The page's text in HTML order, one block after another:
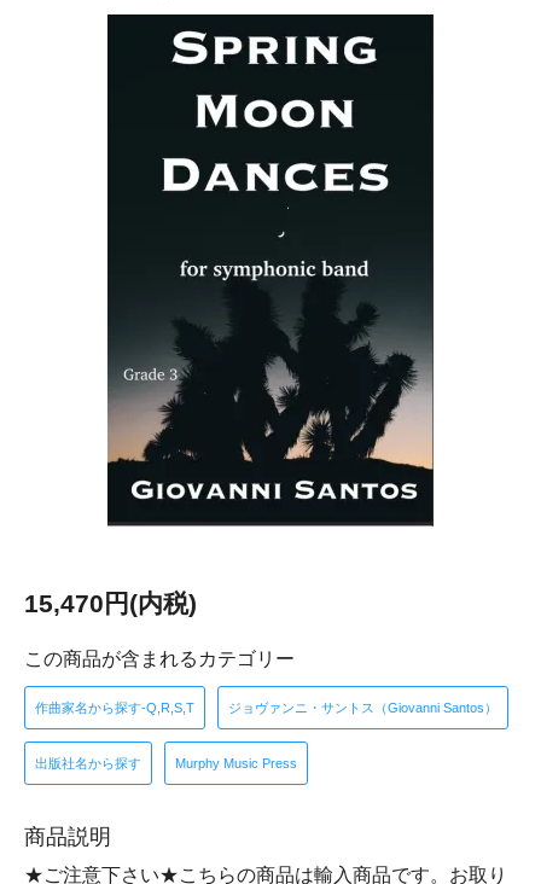
15,470円(内税)
この商品が含まれるカテゴリー
作曲家名から探す-Q,R,S,T ジョヴァンニ・サントス（Giovanni Santos）
出版社名から探す Murphy Music Press
商品説明
★ご注意下さい★こちらの商品は輸入商品です。お取り